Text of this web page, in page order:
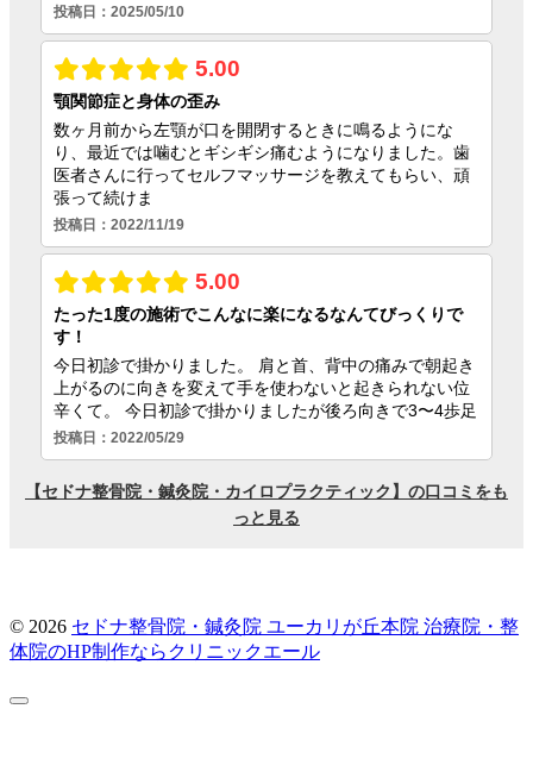
© 2026 セドナ整骨院・鍼灸院 ユーカリが丘本院 治療院・整
体院のHP制作ならクリニックエール